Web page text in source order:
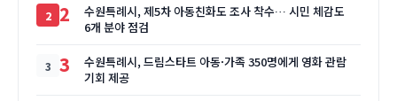
2
수원특례시, 제5차 아동친화도 조사 착수… 시민 체감도
6개 분야 점검
3
수원특례시, 드림스타트 아동·가족 350명에게 영화 관람
기회 제공